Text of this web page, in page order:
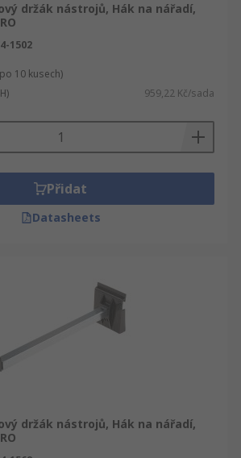
držák nástrojů, Hák na nářadí,
1502
10 kusech)
959,22 Kč/sada
Přidat
Datasheets
držák nástrojů, Hák na nářadí,